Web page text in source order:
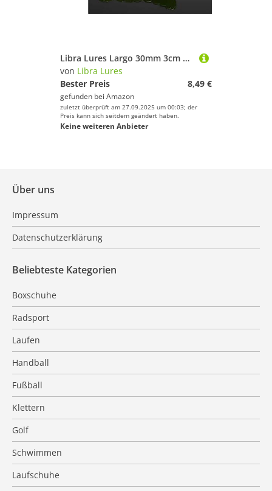
Libra Lures Largo 30mm 3cm Käse Hot Yellow Angelhaken, 12 Stück, zum auftreibenden Angeln, Forellenangeln
von Libra Lures
Bester Preis
8,49 €
gefunden bei Amazon
zuletzt überprüft am 27.09.2025 um 00:03; der
Preis kann sich seitdem geändert haben.
Keine weiteren Anbieter
Über uns
Impressum
Datenschutzerklärung
Beliebteste Kategorien
Boxschuhe
Radsport
Laufen
Handball
Fußball
Klettern
Golf
Schwimmen
Laufschuhe